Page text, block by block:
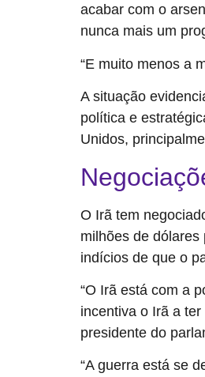
acabar com o
nunca mais um
“E muito menos a
A situação
política e
Unidos,
O Irã tem
milhões de
indícios de que o
“O Irã está com a
incentiva o Irã a
presidente do
“A guerra está se